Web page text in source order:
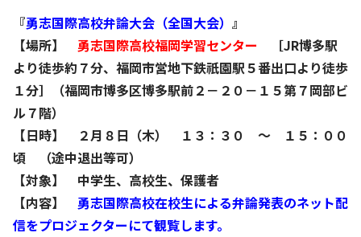
『勇志国際高校弁論大会（全国大会） 』
【場所】 勇志国際高校福岡学習センター ［JR博多駅
より徒歩約７分、福岡市営地下鉄祇園駅５番出口より徒歩
１分］（福岡市博多区博多駅前２－２０－１５第７岡部ビ
ル７階）
【日時】 ２月８日（木） １３：３０ ～ １５：００
頃 （途中退出等可）
【対象】 中学生、高校生、保護者
【内容】 勇志国際高校在校生による弁論発表のネット配
信をプロジェクターにて観覧します。